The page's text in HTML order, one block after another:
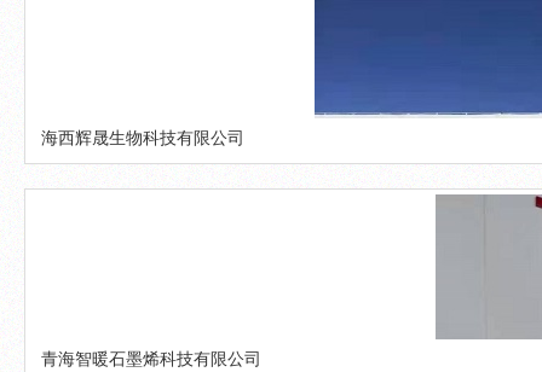
海西辉晟生物科技有限公司
青海智暖石墨烯科技有限公司